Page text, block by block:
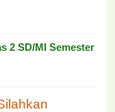
2 SD/MI Semester